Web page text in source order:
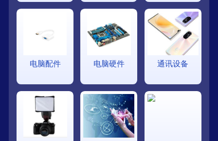
电脑配件 电脑硬件 通讯设备